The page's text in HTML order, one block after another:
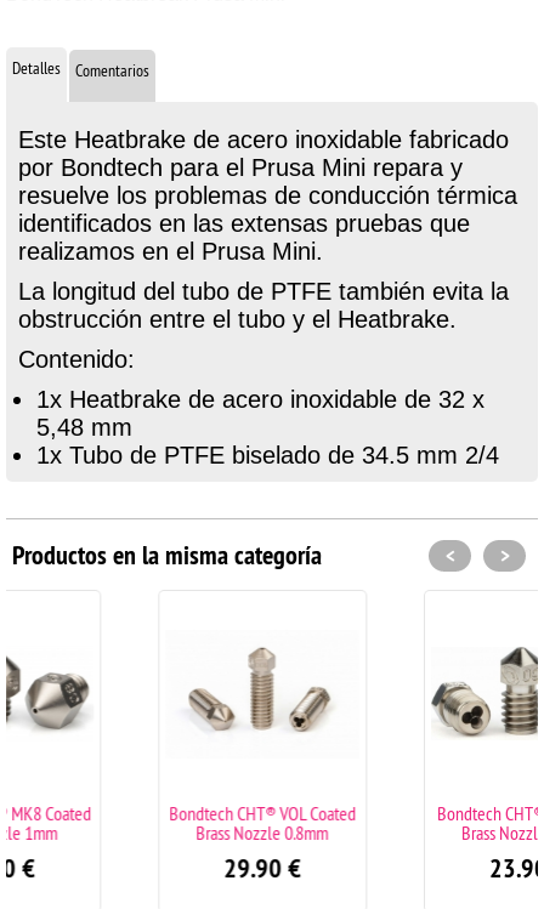
Detalles Comentarios
Este Heatbrake de acero inoxidable fabricado
por Bondtech para el Prusa Mini repara y
resuelve los problemas de conducción térmica
identificados en las extensas pruebas que
realizamos en el Prusa Mini.
La longitud del tubo de PTFE también evita la
obstrucción entre el tubo y el Heatbrake.
Contenido:
1x Heatbrake de acero inoxidable de 32 x
5,48 mm
1x Tubo de PTFE biselado de 34.5 mm 2/4
Productos en la misma categoría
Bondtech CHT® VOL Coated
Brass Nozzle 0.8mm
Bondtech CHT® M6 Coated
Brass Nozzle 0.5mm
< >